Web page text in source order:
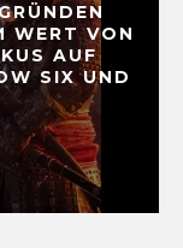
WERT VON
AUF
SIX UND